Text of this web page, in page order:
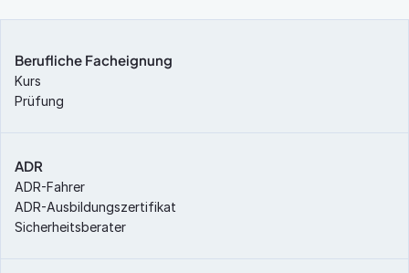
Berufliche Facheignung
Kurs
Prüfung
ADR
ADR-Fahrer
ADR-Ausbildungszertifikat
Sicherheitsberater